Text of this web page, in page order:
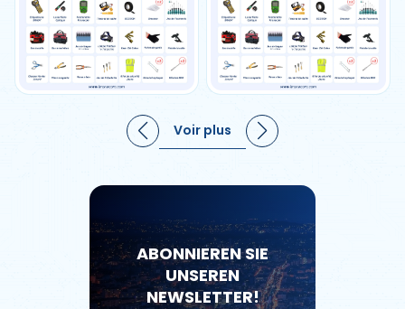
Voir plus
ABONNIEREN SIE
UNSEREN
NEWSLETTER!